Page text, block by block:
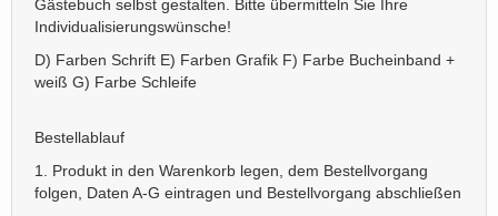
Gästebuch selbst gestalten. Bitte übermitteln Sie Ihre
Individualisierungswünsche!
D) Farben Schrift E) Farben Grafik F) Farbe Bucheinband +
weiß G) Farbe Schleife
Bestellablauf
1. Produkt in den Warenkorb legen, dem Bestellvorgang
folgen, Daten A-G eintragen und Bestellvorgang abschließen